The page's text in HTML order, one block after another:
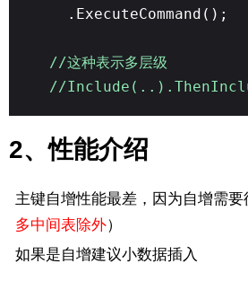
.ExecuteCommand();
//这种表示多层级
//
2、性能介绍
主键自增性能最差，因为自增需要
多中间表除外）
如果是自增建议小数据插入